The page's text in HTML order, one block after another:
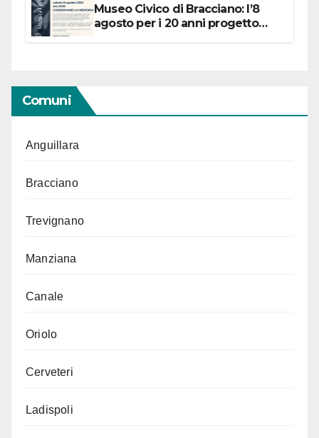
Museo Civico di Bracciano: l’8
agosto per i 20 anni progetto
Comuni
Anguillara
Bracciano
Trevignano
Manziana
Canale
Oriolo
Cerveteri
Ladispoli